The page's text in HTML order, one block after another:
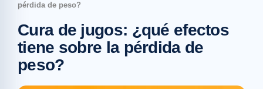
pérdida de peso?
Cura de jugos: ¿qué efectos
tiene sobre la pérdida de
peso?